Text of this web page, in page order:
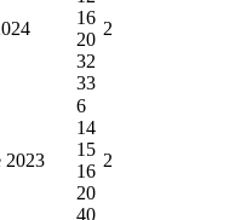
16
20
32
33
2
2023
6
14
15
16
20
40
2